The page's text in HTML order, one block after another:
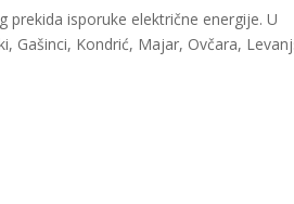
isporuke električne energije. U
Gašinci, Kondrić, Majar, Ovčara,